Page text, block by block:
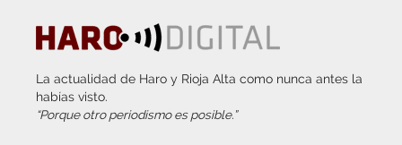
La actualidad de Haro y Rioja Alta como nunca antes la
habías visto.
“Porque otro periodismo es posible.”